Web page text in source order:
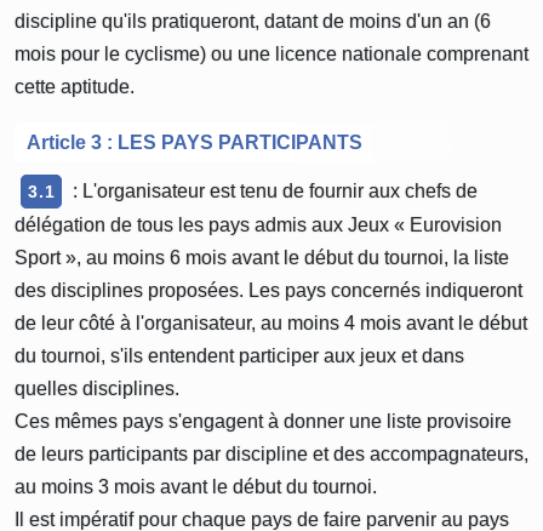
discipline qu'ils pratiqueront, datant de moins d'un an (6
mois pour le cyclisme) ou une licence nationale comprenant
cette aptitude.
Article 3 : LES PAYS PARTICIPANTS
3.1
: L'organisateur est tenu de fournir aux chefs de
délégation de tous les pays admis aux Jeux « Eurovision
Sport », au moins 6 mois avant le début du tournoi, la liste
des disciplines proposées. Les pays concernés indiqueront
de leur côté à l'organisateur, au moins 4 mois avant le début
du tournoi, s'ils entendent participer aux jeux et dans
quelles disciplines.
Ces mêmes pays s'engagent à donner une liste provisoire
de leurs participants par discipline et des accompagnateurs,
au moins 3 mois avant le début du tournoi.
Il est impératif pour chaque pays de faire parvenir au pays